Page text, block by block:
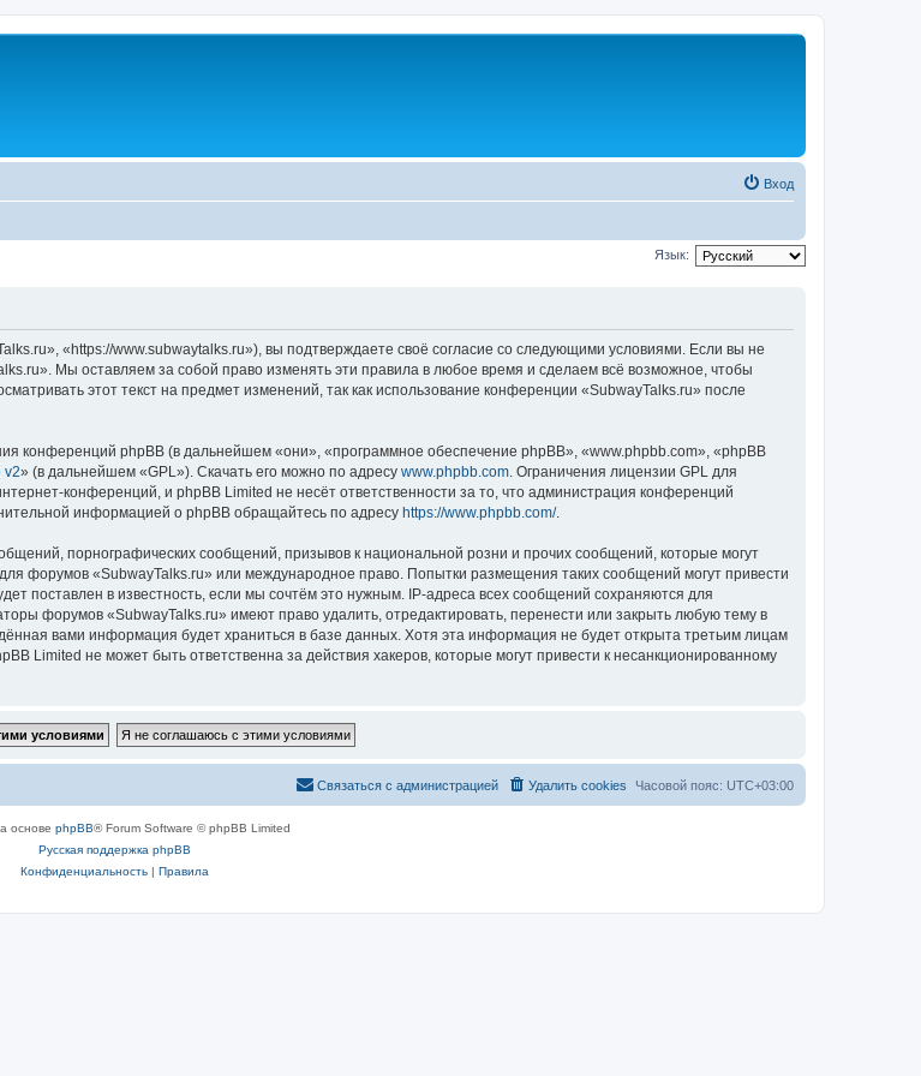
Вход
Язык:
«https://www.subwaytalks.ru»), вы подтверждаете своё согласие со следующими условиями. Если вы не
Мы оставляем за собой право изменять эти правила в любое время и сделаем всё возможное, чтобы
этот текст на предмет изменений, так как использование конференции «SubwayTalks.ru» после
конференций phpBB (в дальнейшем «они», «программное обеспечение phpBB», «www.phpbb.com», «phpBB
v2» (в дальнейшем «GPL»). Скачать его можно по адресу www.phpbb.com . Ограничения лицензии GPL для
конференций, и phpBB Limited не несёт ответственности за то, что администрация конференций
информацией о phpBB обращайтесь по адресу https://www.phpbb.com/.
порнографических сообщений, призывов к национальной розни и прочих сообщений, которые могут
форумов «SubwayTalks.ru» или международное право. Попытки размещения таких сообщений могут привести
поставлен в известность, если мы сочтём это нужным. IP-адреса всех сообщений сохраняются для
форумов «SubwayTalks.ru» имеют право удалить, отредактировать, перенести или закрыть любую тему в
вами информация будет храниться в базе данных. Хотя эта информация не будет открыта третьим лицам
Limited не может быть ответственна за действия хакеров, которые могут привести к несанкционированному
Часовой пояс: UTC+03:00
Удалить cookies
Связаться с администрацией
основе phpBB® Forum Software © phpBB Limited
Русская поддержка phpBB
Конфиденциальность| Правила